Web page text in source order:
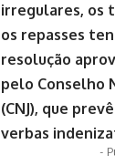
irregulares, os
os repasses
resolução
pelo Conselho
(CNJ), que
verbas
-